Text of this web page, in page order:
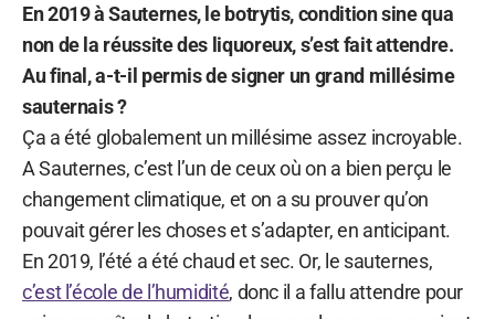
En 2019 à Sauternes, le botrytis, condition sine qua
non de la réussite des liquoreux, s’est fait attendre.
Au final, a-t-il permis de signer un grand millésime
sauternais ?
Ça a été globalement un millésime assez incroyable.
A Sauternes, c’est l’un de ceux où on a bien perçu le
changement climatique, et on a su prouver qu’on
pouvait gérer les choses et s’adapter, en anticipant.
En 2019, l’été a été chaud et sec. Or, le sauternes,
c’est l’école de l’humidité, donc il a fallu attendre pour